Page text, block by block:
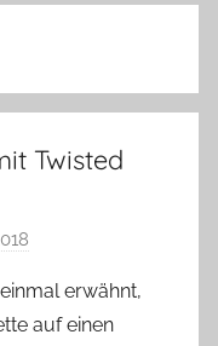
Twisted
n
Y
erwähnt,
auf einen